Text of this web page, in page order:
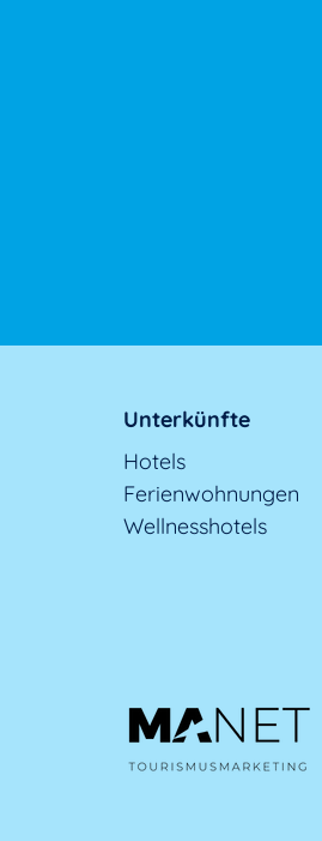
Unterkünfte
Hotels
Ferienwohnungen
Wellnesshotels